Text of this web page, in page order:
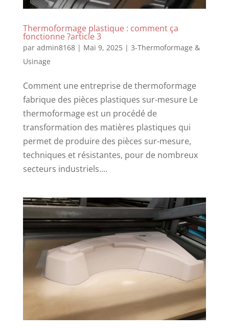
Thermoformage plastique : comment ça
fonctionne ?article 3
par admin8168| Mai 9, 2025| 3-Thermoformage &
Usinage
Comment une entreprise de thermoformage
fabrique des pièces plastiques sur-mesure Le
thermoformage est un procédé de
transformation des matières plastiques qui
permet de produire des pièces sur-mesure,
techniques et résistantes, pour de nombreux
secteurs industriels....